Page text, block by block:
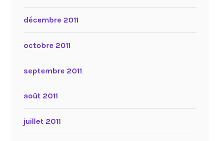
décembre 2011
octobre 2011
septembre 2011
août 2011
juillet 2011